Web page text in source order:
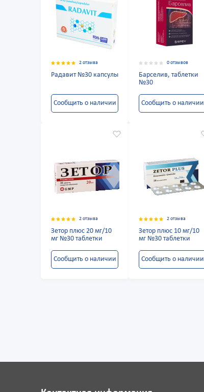
2 отзыва
Радавит №30 капсулы
Сообщить о наличии
0 отзывов
Барселив, таблетки
№30
Сообщить о наличии
2 отзыва
Зетор плюс 20 мг/10
мг №30 таблетки
Сообщить о наличии
2 отзыва
Зетор плюс 10 мг/10
мг №30 таблетки
Сообщить о наличии